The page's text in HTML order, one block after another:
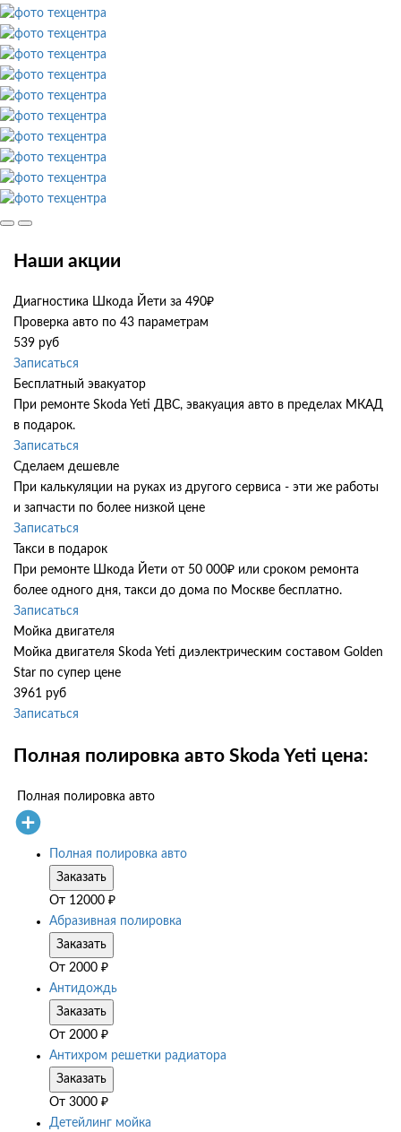
Наши акции
Диагностика Шкода Йети за 490₽
Проверка авто по 43 параметрам
539 руб
Записаться
Бесплатный эвакуатор
При ремонте Skoda Yeti ДВС, эвакуация авто в пределах МКАД
в подарок.
Записаться
Сделаем дешевле
При калькуляции на руках из другого сервиса - эти же работы
и запчасти по более низкой цене
Записаться
Такси в подарок
При ремонте Шкода Йети от 50 000₽ или сроком ремонта
более одного дня, такси до дома по Москве бесплатно.
Записаться
Мойка двигателя
Мойка двигателя Skoda Yeti диэлектрическим составом Golden
Star по супер цене
3961 руб
Записаться
Полная полировка авто Skoda Yeti цена:
Полная полировка авто
Полная полировка авто
Заказать
От 12000 ₽
Абразивная полировка
Заказать
От 2000 ₽
Антидождь
Заказать
От 2000 ₽
Антихром решетки радиатора
Заказать
От 3000 ₽
Детейлинг мойка